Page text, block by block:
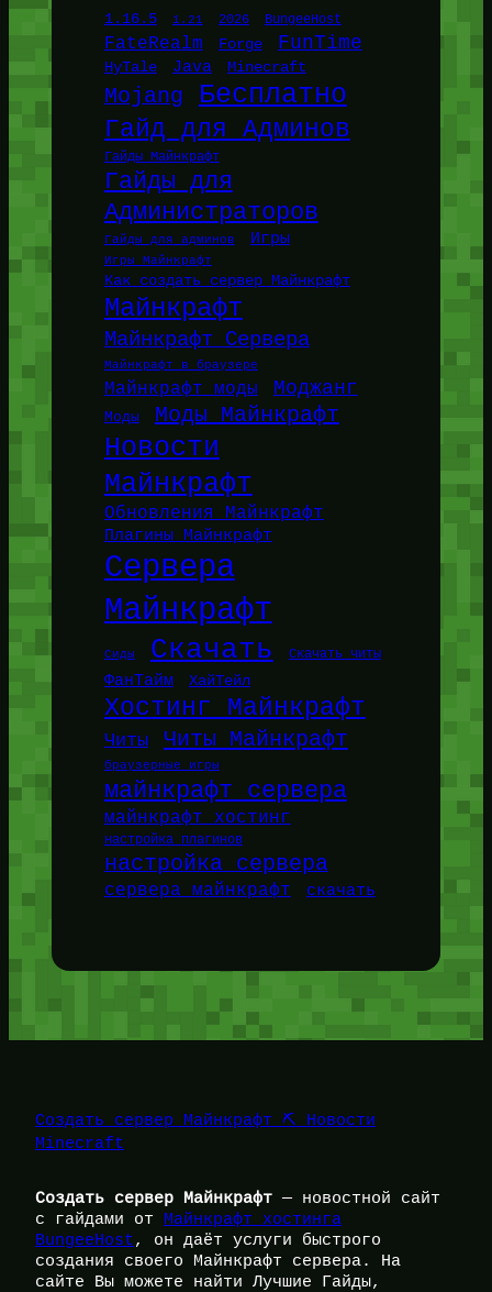
1.16.5 1.21 2026 BungeeHost
FateRealm Forge FunTime
HyTale Java Minecraft
Mojang Бесплатно
Гайд для Админов
Гайды Майнкрафт
Гайды для
Администраторов
Гайды для админов Игры
Игры Майнкрафт
Как создать сервер Майнкрафт
Майнкрафт
Майнкрафт Сервера
Майнкрафт в браузере
Майнкрафт моды Моджанг
Моды Моды Майнкрафт
Новости
Майнкрафт
Обновления Майнкрафт
Плагины Майнкрафт
Сервера
Майнкрафт
Сиды Скачать Скачать читы
ФанТайм ХайТейл
Хостинг Майнкрафт
Читы Читы Майнкрафт
браузерные игры
майнкрафт сервера
майнкрафт хостинг
настройка плагинов
настройка сервера
сервера майнкрафт скачать
Создать сервер Майнкрафт ⛏️ Новости
Minecraft
Создать сервер Майнкрафт — новостной сайт
с гайдами от Майнкрафт хостинга
BungeeHost, он даёт услуги быстрого
создания своего Майнкрафт сервера. На
сайте Вы можете найти Лучшие Гайды,